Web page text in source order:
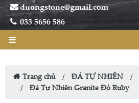
duongstone@gmail.com
033 5656 586
Trang chủ ĐÁ TỰ NHIÊN
Đá Tự Nhiên Granite Đỏ Ruby